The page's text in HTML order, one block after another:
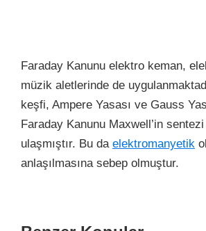
Faraday Kanunu elektro keman,
müzik aletlerinde de
keşfi, Ampere Yasası ve Gauss
Faraday Kanunu Maxwell’in
ulaşmıştır. Bu da elektromanyetik
anlaşılmasına sebep olmuştur.